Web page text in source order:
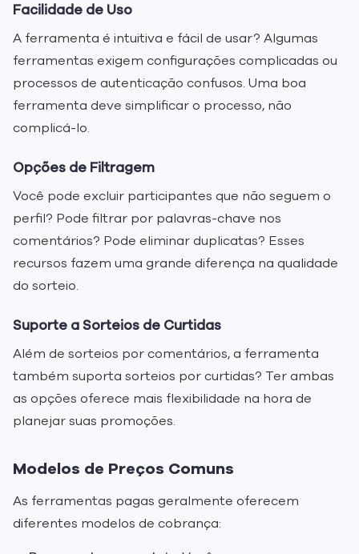
Facilidade de Uso
A ferramenta é intuitiva e fácil de usar? Algumas
ferramentas exigem configurações complicadas ou
processos de autenticação confusos. Uma boa
ferramenta deve simplificar o processo, não
complicá-lo.
Opções de Filtragem
Você pode excluir participantes que não seguem o
perfil? Pode filtrar por palavras-chave nos
comentários? Pode eliminar duplicatas? Esses
recursos fazem uma grande diferença na qualidade
do sorteio.
Suporte a Sorteios de Curtidas
Além de sorteios por comentários, a ferramenta
também suporta sorteios por curtidas? Ter ambas
as opções oferece mais flexibilidade na hora de
planejar suas promoções.
Modelos de Preços Comuns
As ferramentas pagas geralmente oferecem
diferentes modelos de cobrança: